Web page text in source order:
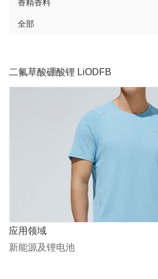
香精香料
全部
二氟草酸硼酸锂 LiODFB
应用领域
新能源及锂电池